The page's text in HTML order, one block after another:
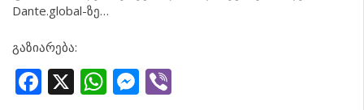
Dante.global-ზე…
გაზიარება:
Facebook
X WhatsApp
Messenger